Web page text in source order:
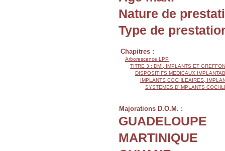
Nature de
Type de
Chapitres :
Arborescence LPP
TITRE 3 : DMI, IMPLANTS ET
DISPOSITIFS MEDICAUX
IMPLANTS COCHLEAIRES,
SYSTEMES D'IMPLANTS
Majorations D.O.M. :
GUADELOUPE
MARTINIQUE